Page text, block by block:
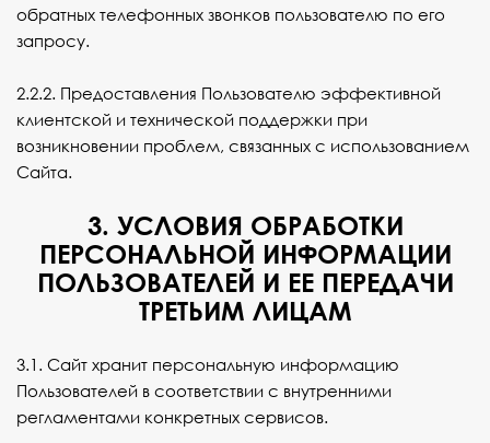
обратных телефонных звонков пользователю по его
запросу.
2.2.2. Предоставления Пользователю эффективной
клиентской и технической поддержки при
возникновении проблем, связанных с использованием
Сайта.
3. УСЛОВИЯ ОБРАБОТКИ
ПЕРСОНАЛЬНОЙ ИНФОРМАЦИИ
ПОЛЬЗОВАТЕЛЕЙ И ЕЕ ПЕРЕДАЧИ
ТРЕТЬИМ ЛИЦАМ
3.1. Сайт хранит персональную информацию
Пользователей в соответствии с внутренними
регламентами конкретных сервисов.